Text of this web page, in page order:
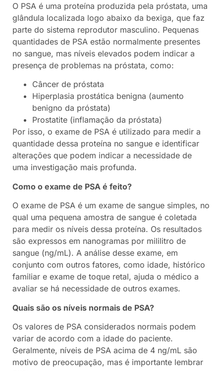
O PSA é uma proteína produzida pela próstata, uma
glândula localizada logo abaixo da bexiga, que faz
parte do sistema reprodutor masculino. Pequenas
quantidades de PSA estão normalmente presentes
no sangue, mas níveis elevados podem indicar a
presença de problemas na próstata, como:
Câncer de próstata
Hiperplasia prostática benigna (aumento
benigno da próstata)
Prostatite (inflamação da próstata)
Por isso, o exame de PSA é utilizado para medir a
quantidade dessa proteína no sangue e identificar
alterações que podem indicar a necessidade de
uma investigação mais profunda.
Como o exame de PSA é feito?
O exame de PSA é um exame de sangue simples, no
qual uma pequena amostra de sangue é coletada
para medir os níveis dessa proteína. Os resultados
são expressos em nanogramas por mililitro de
sangue (ng/mL). A análise desse exame, em
conjunto com outros fatores, como idade, histórico
familiar e exame de toque retal, ajuda o médico a
avaliar se há necessidade de outros exames.
Quais são os níveis normais de PSA?
Os valores de PSA considerados normais podem
variar de acordo com a idade do paciente.
Geralmente, níveis de PSA acima de 4 ng/mL são
motivo de preocupação, mas é importante lembrar